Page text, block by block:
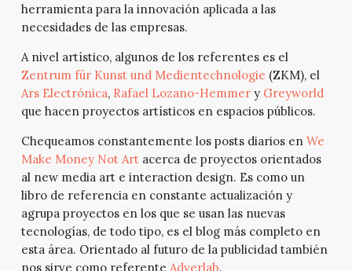
herramienta para la innovación aplicada a las
necesidades de las empresas.
A nivel artístico, algunos de los referentes es el
Zentrum für Kunst und Medientechnologie (ZKM), el
Ars Electrónica, Rafael Lozano-Hemmery Greyworld
que hacen proyectos artísticos en espacios públicos.
Chequeamos constantemente los posts diarios en We
Make Money Not Artacerca de proyectos orientados
al new media art e interaction design. Es como un
libro de referencia en constante actualización y
agrupa proyectos en los que se usan las nuevas
tecnologías, de todo tipo, es el blog más completo en
esta área. Orientado al futuro de la publicidad también
nos sirve como referente Adverlab.